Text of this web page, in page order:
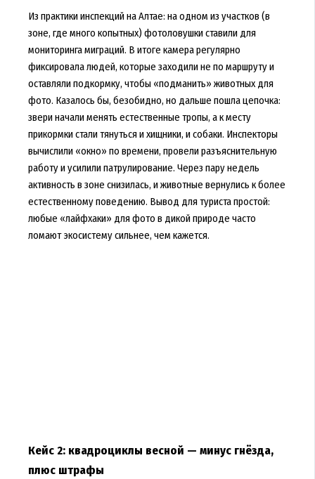
Из практики инспекций на Алтае: на одном из участков (в
зоне, где много копытных) фотоловушки ставили для
мониторинга миграций. В итоге камера регулярно
фиксировала людей, которые заходили не по маршруту и
оставляли подкормку, чтобы «подманить» животных для
фото. Казалось бы, безобидно, но дальше пошла цепочка:
звери начали менять естественные тропы, а к месту
прикормки стали тянуться и хищники, и собаки. Инспекторы
вычислили «окно» по времени, провели разъяснительную
работу и усилили патрулирование. Через пару недель
активность в зоне снизилась, и животные вернулись к более
естественному поведению. Вывод для туриста простой:
любые «лайфхаки» для фото в дикой природе часто
ломают экосистему сильнее, чем кажется.
Кейс 2: квадроциклы весной — минус гнёзда,
плюс штрафы